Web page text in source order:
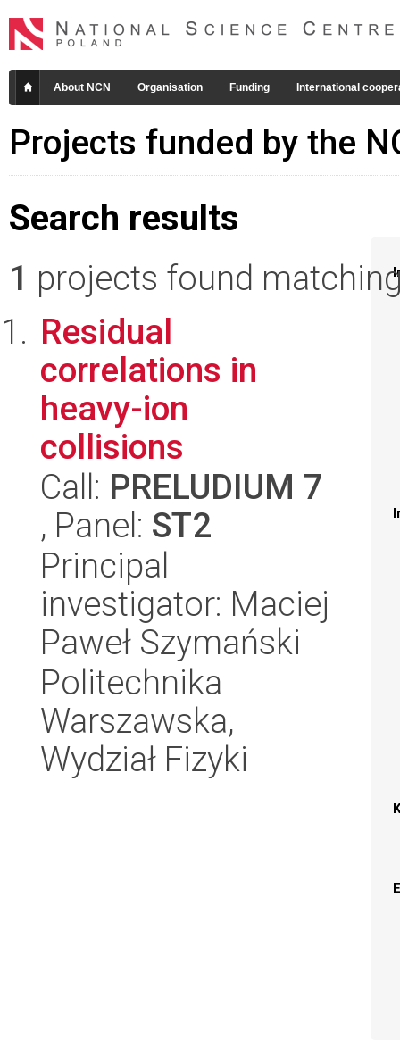
About NCN Organisation Funding International
Projects funded by the
Search results
1 projects found
Residual
correlations in
heavy-ion
collisions
Call: PRELUDIUM 7
, Panel: ST2
Principal
investigator: Maciej
Paweł Szymański
Politechnika
Warszawska,
Wydział Fizyki